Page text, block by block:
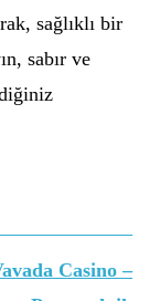
sağlıklı bir
sabır ve
Casino –